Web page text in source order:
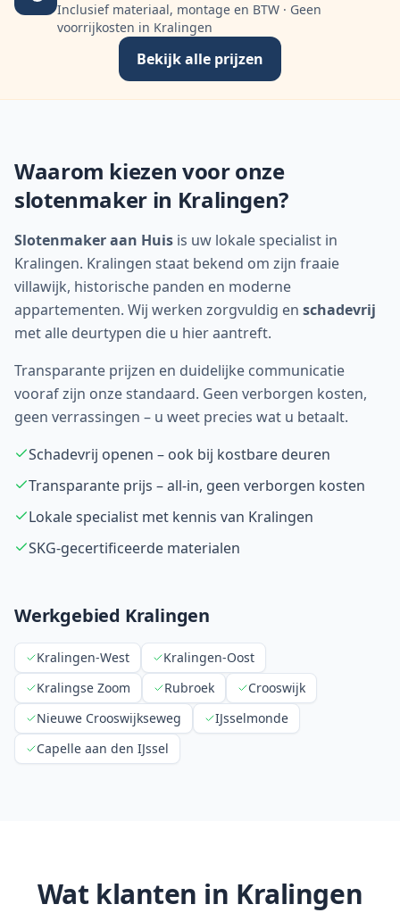
Inclusief materiaal, montage en BTW · Geen
voorrijkosten in Kralingen
Bekijk alle prijzen
Waarom kiezen voor onze
slotenmaker in Kralingen?
Slotenmaker aan Huis is uw lokale specialist in
Kralingen. Kralingen staat bekend om zijn fraaie
villawijk, historische panden en moderne
appartementen. Wij werken zorgvuldig en schadevrij
met alle deurtypen die u hier aantreft.
Transparante prijzen en duidelijke communicatie
vooraf zijn onze standaard. Geen verborgen kosten,
geen verrassingen – u weet precies wat u betaalt.
Schadevrij openen – ook bij kostbare deuren
Transparante prijs – all-in, geen verborgen kosten
Lokale specialist met kennis van Kralingen
SKG-gecertificeerde materialen
Werkgebied Kralingen
Kralingen-West
Kralingen-Oost
Kralingse Zoom
Rubroek
Crooswijk
Nieuwe Crooswijkseweg
IJsselmonde
Capelle aan den IJssel
Wat klanten in Kralingen